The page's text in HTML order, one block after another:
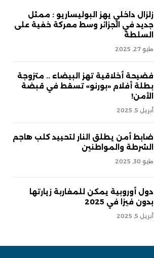
زلزال داخلي يهز البوليساريو : ممثل
جديد في الجزائر وسط معركة خفية على
السلطة
مايو 27, 2025
فضيحة أخلاقية تهز البيضاء .. متزوجة
بطلة أفلام «بورنو» تسقط في قبضة
الأمن!
أبريل 5, 2025
ضابط أمن يطلق النار لتحييد كلب هاجم
الشرطة والمواطنين
مايو 30, 2025
دول أوروبية يمكن للمغاربة زيارتها
بدون فيزا في 2025
أبريل 5, 2025